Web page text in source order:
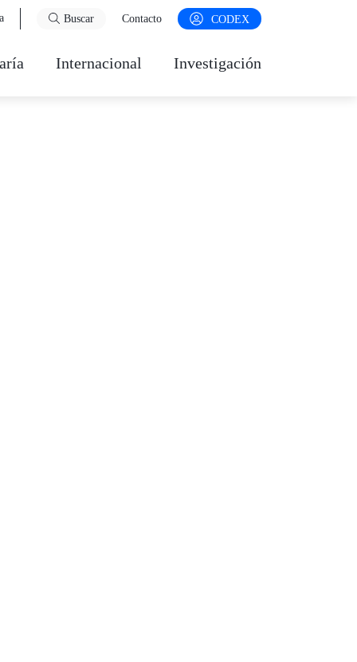
Buscar Contacto CODEX
Internacional Investigación